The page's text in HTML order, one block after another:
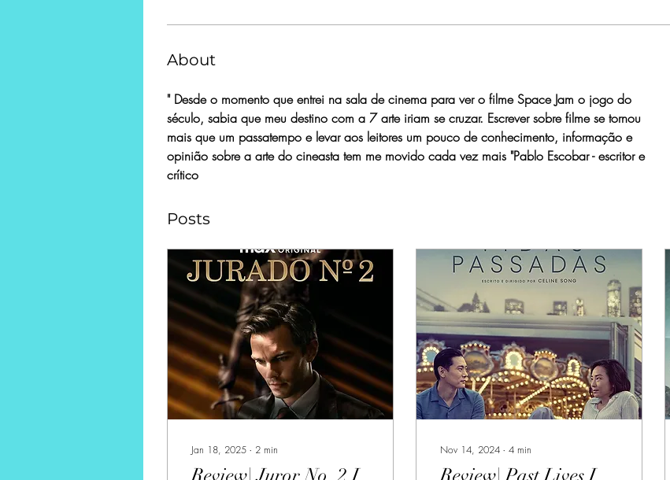
About
" Desde o momento que entrei na sala de cinema para ver o filme Space Jam o jogo do
século, sabia que meu destino com a 7 arte iriam se cruzar. Escrever sobre filme se tornou
mais que um passatempo e levar aos leitores um pouco de conhecimento, informação e
opinião sobre a arte do cineasta tem me movido cada vez mais "Pablo Escobar - escritor e
crítico
Posts
Jan 18, 2025 ∙ 2 min
Review| Juror No. 2 I
Nov 14, 2024 ∙ 4 min
Review| Past Lives I